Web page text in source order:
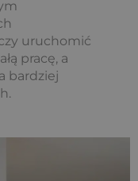
uruchomić
pracę, a
bardziej